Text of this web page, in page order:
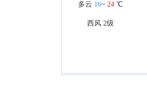
多云 16~ 24℃
西风 2级